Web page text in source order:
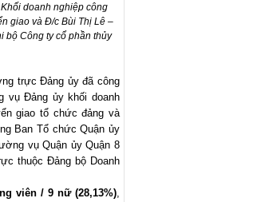
doanh nghiệp công
giao và Đ/c Bùi Thị Lê –
bộ Công ty cổ phần thủy
trực Đảng ủy đã công
vụ Đảng ủy khối doanh
giao tổ chức đảng và
Ban Tổ chức Quận ủy
vụ Quận ủy Quận 8
thuộc Đảng bộ Doanh
viên / 9 nữ (28,13%),